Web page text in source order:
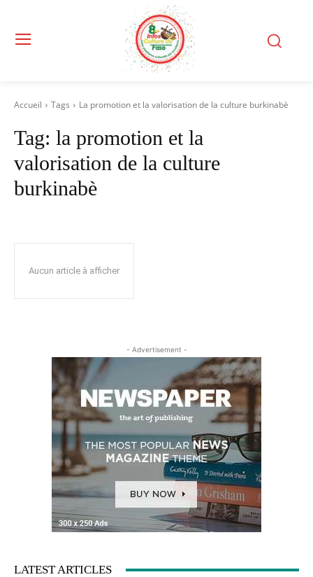
Accueil Tags La promotion et la valorisation de la culture burkinabè
Tag: la promotion et la
valorisation de la culture
burkinabè
Aucun article à afficher
- Advertisement -
LATEST ARTICLES